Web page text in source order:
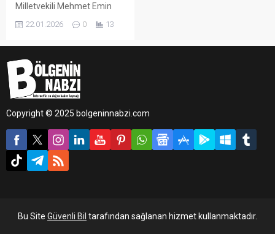
Milletvekili Mehmet Emin
Ekmen, Türkiye Büyük Millet
Meclisi Genel Kurulu’nda en
teklifi görüşmelerinde söz
aldı.
22.01.2026 0 13
Copyright © 2025 bolgeninnabzi.com
Bu Site Güvenli Bil tarafından sağlanan hizmet kullanmaktadır.